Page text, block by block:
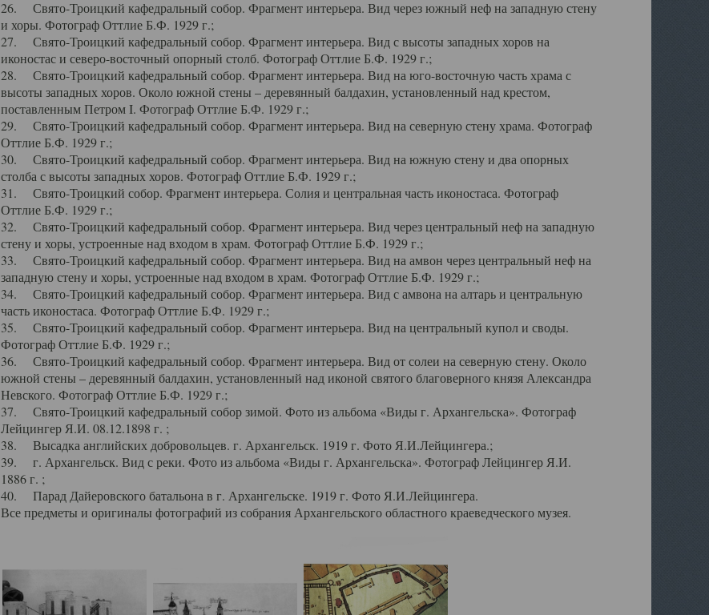
26. Свято-Троицкий кафедральный собор. Фрагмент интерьера. Вид через южный неф на западную стену
и хоры. Фотограф Оттлие Б.Ф. 1929 г.;
27. Свято-Троицкий кафедральный собор. Фрагмент интерьера. Вид с высоты западных хоров на
иконостас и северо-восточный опорный столб. Фотограф Оттлие Б.Ф. 1929 г.;
28. Свято-Троицкий кафедральный собор. Фрагмент интерьера. Вид на юго-восточную часть храма с
высоты западных хоров. Около южной стены – деревянный балдахин, установленный над крестом,
поставленным Петром I. Фотограф Оттлие Б.Ф. 1929 г.;
29. Свято-Троицкий кафедральный собор. Фрагмент интерьера. Вид на северную стену храма. Фотограф
Оттлие Б.Ф. 1929 г.;
30. Свято-Троицкий кафедральный собор. Фрагмент интерьера. Вид на южную стену и два опорных
столба с высоты западных хоров. Фотограф Оттлие Б.Ф. 1929 г.;
31. Свято-Троицкий собор. Фрагмент интерьера. Солия и центральная часть иконостаса. Фотограф
Оттлие Б.Ф. 1929 г.;
32. Свято-Троицкий кафедральный собор. Фрагмент интерьера. Вид через центральный неф на западную
стену и хоры, устроенные над входом в храм. Фотограф Оттлие Б.Ф. 1929 г.;
33. Свято-Троицкий кафедральный собор. Фрагмент интерьера. Вид на амвон через центральный неф на
западную стену и хоры, устроенные над входом в храм. Фотограф Оттлие Б.Ф. 1929 г.;
34. Свято-Троицкий кафедральный собор. Фрагмент интерьера. Вид с амвона на алтарь и центральную
часть иконостаса. Фотограф Оттлие Б.Ф. 1929 г.;
35. Свято-Троицкий кафедральный собор. Фрагмент интерьера. Вид на центральный купол и своды.
Фотограф Оттлие Б.Ф. 1929 г.;
36. Свято-Троицкий кафедральный собор. Фрагмент интерьера. Вид от солеи на северную стену. Около
южной стены – деревянный балдахин, установленный над иконой святого благоверного князя Александра
Невского. Фотограф Оттлие Б.Ф. 1929 г.;
37. Свято-Троицкий кафедральный собор зимой. Фото из альбома «Виды г. Архангельска». Фотограф
Лейцингер Я.И. 08.12.1898 г. ;
38. Высадка английских добровольцев. г. Архангельск. 1919 г. Фото Я.И.Лейцингера.;
39. г. Архангельск. Вид с реки. Фото из альбома «Виды г. Архангельска». Фотограф Лейцингер Я.И.
1886 г. ;
40. Парад Дайеровского батальона в г. Архангельске. 1919 г. Фото Я.И.Лейцингера.
Все предметы и оригиналы фотографий из собрания Архангельского областного краеведческого музея.